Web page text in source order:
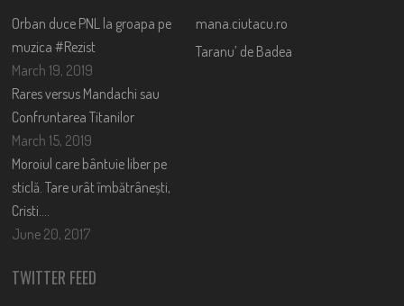
Orban duce PNL la groapa pe
muzica #Rezist
March 19, 2019
Rares versus Mandachi sau
Confruntarea Titanilor
March 15, 2019
Moroiul care bântuie liber pe
sticlă. Tare urât îmbătrânești,
Cristi….
June 20, 2017
mana.ciutacu.ro
Taranu’ de Badea
TWITTER FEED